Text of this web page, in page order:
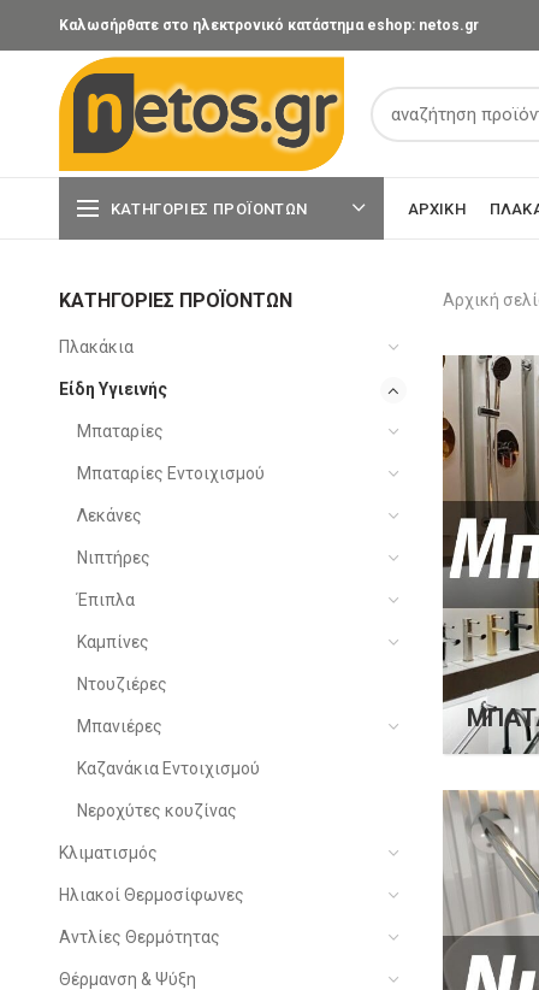
Καλωσήρθατε στο ηλεκτρονικό κατάστημα eshop: netos.gr
ΚΑΤΗΓΟΡΊΕΣ ΠΡΟΪΌΝΤΩΝ ΑΡΧΙΚΉ
ΚΑΤΗΓΟΡΊΕΣ ΠΡΟΪΌΝΤΩΝ
Πλακάκια
Είδη Υγιεινής
Μπαταρίες
Μπαταρίες Εντοιχισμού
Λεκάνες
Νιπτήρες
Έπιπλα
Καμπίνες
Ντουζιέρες
Μπανιέρες
Καζανάκια Εντοιχισμού
Νεροχύτες κουζίνας
Κλιματισμός
Ηλιακοί Θερμοσίφωνες
Αντλίες Θερμότητας
Θέρμανση & Ψύξη
Αρχική